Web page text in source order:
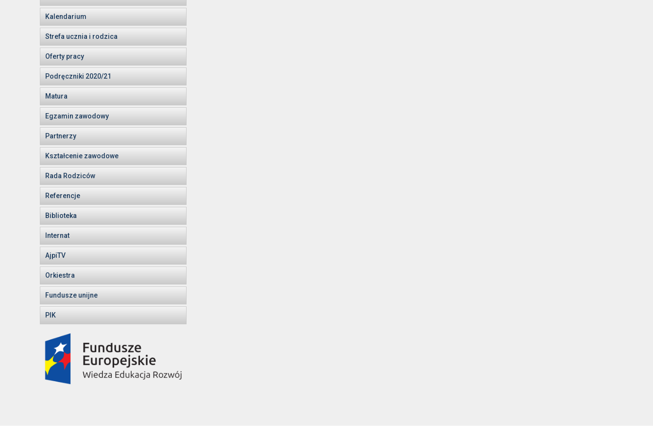
Kalendarium
Strefa ucznia i rodzica
Oferty pracy
Podręczniki 2020/21
Matura
Egzamin zawodowy
Partnerzy
Kształcenie zawodowe
Rada Rodziców
Referencje
Biblioteka
Internat
AjpiTV
Orkiestra
Fundusze unijne
PIK